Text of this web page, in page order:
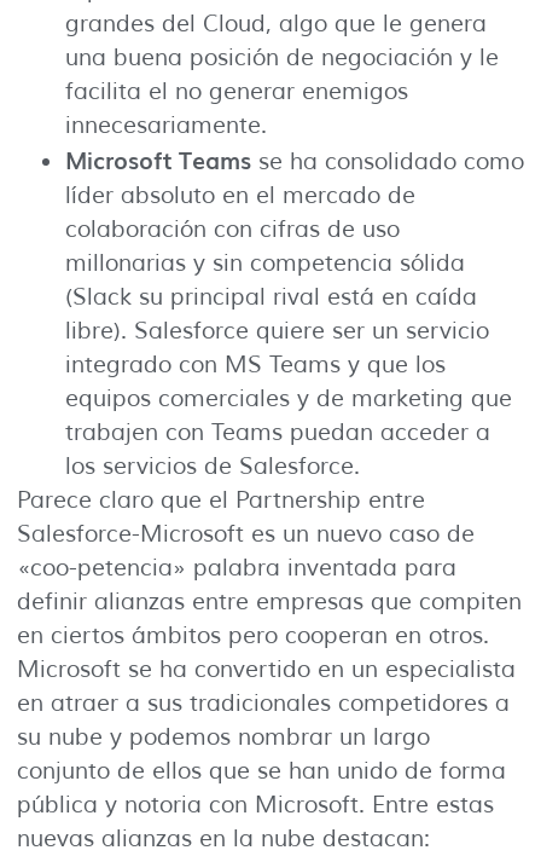
grandes del Cloud, algo que le genera
una buena posición de negociación y le
facilita el no generar enemigos
innecesariamente.
Microsoft Teams se ha consolidado como
líder absoluto en el mercado de
colaboración con cifras de uso
millonarias y sin competencia sólida
(Slack su principal rival está en caída
libre). Salesforce quiere ser un servicio
integrado con MS Teams y que los
equipos comerciales y de marketing que
trabajen con Teams puedan acceder a
los servicios de Salesforce.
Parece claro que el Partnership entre
Salesforce-Microsoft es un nuevo caso de
«coo-petencia» palabra inventada para
definir alianzas entre empresas que compiten
en ciertos ámbitos pero cooperan en otros.
Microsoft se ha convertido en un especialista
en atraer a sus tradicionales competidores a
su nube y podemos nombrar un largo
conjunto de ellos que se han unido de forma
pública y notoria con Microsoft. Entre estas
nuevas alianzas en la nube destacan: